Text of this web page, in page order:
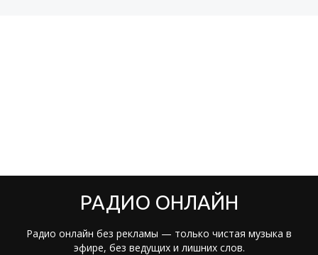
РАДИО ОНЛАЙН
Радио онлайн без рекламы — только чистая музыка в
эфире, без ведущих и лишних слов.